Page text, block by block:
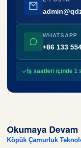
WHATSAPP
+86 133
İş saatleri içinde 1
Okumaya Devam
Köpük Çamurluk